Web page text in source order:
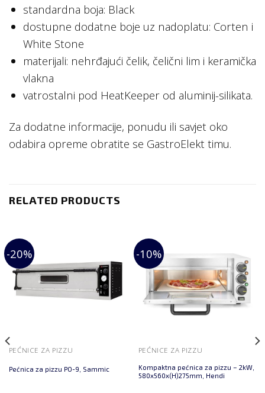
standardna boja: Black
dostupne dodatne boje uz nadoplatu: Corten i
White Stone
materijali: nehrđajući čelik, čelični lim i keramička
vlakna
vatrostalni pod HeatKeeper od aluminij-silikata.
Za dodatne informacije, ponudu ili savjet oko
odabira opreme obratite se GastroElekt timu.
RELATED PRODUCTS
-20%
PEĆNICE ZA PIZZU
Pećnica za pizzu PO-9, Sammic
-10%
PEĆNICE ZA PIZZU
Kompaktna pećnica za pizzu – 2kW,
580x560x(H)275mm, Hendi